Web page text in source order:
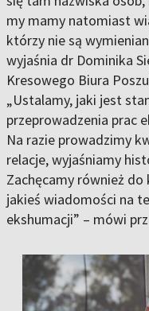
my mamy natomiast
którzy nie są
wyjaśnia dr Dominika
Kresowego Biura
„Ustalamy, jaki jest
przeprowadzenia prac
Na razie prowadzimy
relacje, wyjaśniamy
Zachęcamy również
jakieś wiadomości na
ekshumacji” – mówi